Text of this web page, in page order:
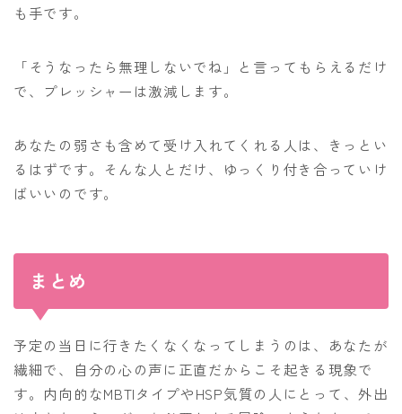
も手です。
「そうなったら無理しないでね」と言ってもらえるだけ
で、プレッシャーは激減します。
あなたの弱さも含めて受け入れてくれる人は、きっとい
るはずです。そんな人とだけ、ゆっくり付き合っていけ
ばいいのです。
まとめ
予定の当日に行きたくなくなってしまうのは、あなたが
繊細で、自分の心の声に正直だからこそ起きる現象で
す。内向的なMBTIタイプやHSP気質の人にとって、外出